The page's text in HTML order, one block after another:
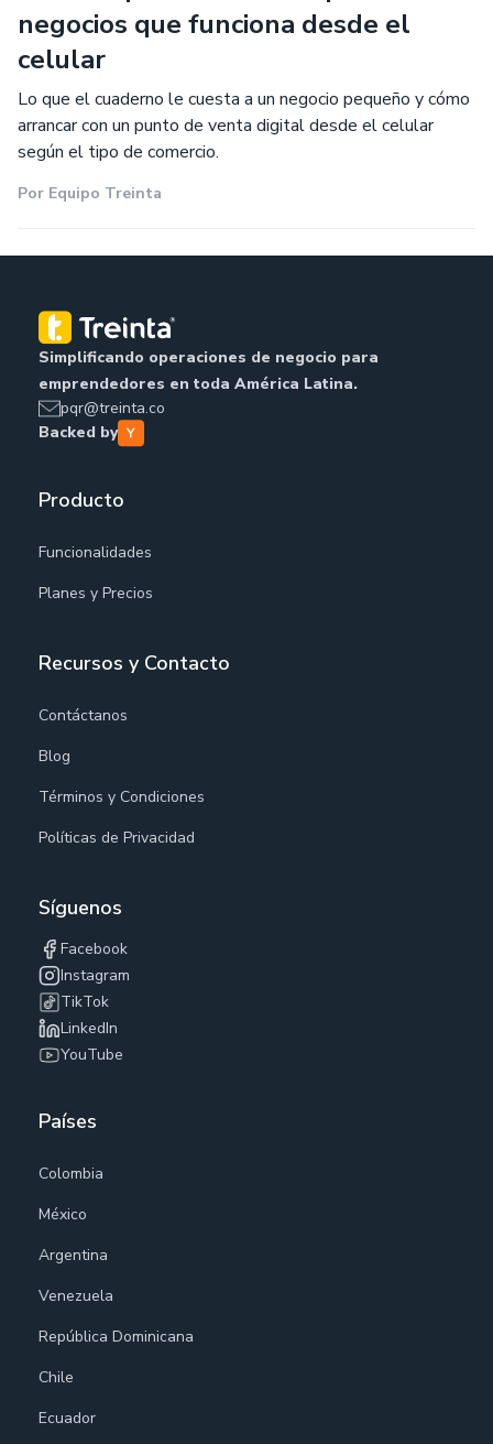
negocios que funciona desde el
celular
Lo que el cuaderno le cuesta a un negocio pequeño y cómo
arrancar con un punto de venta digital desde el celular
según el tipo de comercio.
Por Equipo Treinta
Simplificando operaciones de negocio para
emprendedores en toda América Latina.
pqr@treinta.co
Backed by
Producto
Funcionalidades
Planes y Precios
Recursos y Contacto
Contáctanos
Blog
Términos y Condiciones
Políticas de Privacidad
Síguenos
Facebook
Instagram
TikTok
LinkedIn
YouTube
Países
Colombia
México
Argentina
Venezuela
República Dominicana
Chile
Ecuador